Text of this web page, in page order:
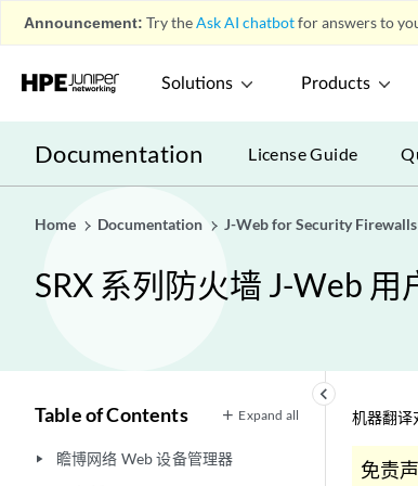
Announcement: Try theAsk AI chatbotfor answers to
Solutions Products
Documentation License Guide
Home Documentation J-Web for Security
SRX 系列防火墙 J-Web 用
keyboard_arrow_left
Table of Contents Expand all
play_arrow 瞻博网络 Web 设备管理器
机器翻译
免责